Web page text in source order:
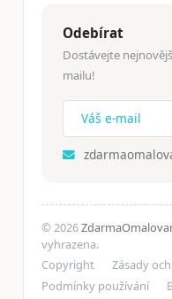
Odebírat
Dostávejte
mailu!
© 2026
vyhrazena.
Copyright
Zásady
Podmínky používání